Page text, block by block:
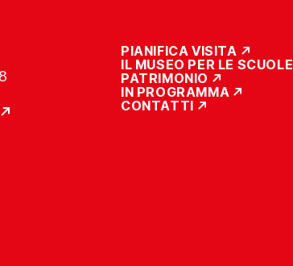
PIANIFICA VISITA
IL MUSEO PER LE SCUOLE
PATRIMONIO
IN PROGRAMMA
CONTATTI